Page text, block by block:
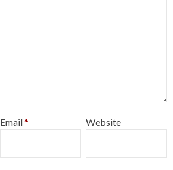
Email* Website